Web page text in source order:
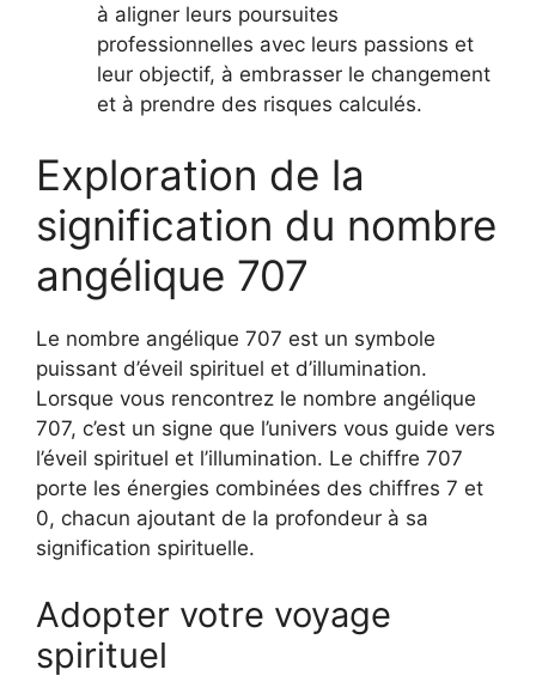
à aligner leurs poursuites
professionnelles avec leurs passions et
leur objectif, à embrasser le changement
et à prendre des risques calculés.
Exploration de la
signification du nombre
angélique 707
Le nombre angélique 707 est un symbole
puissant d’éveil spirituel et d’illumination.
Lorsque vous rencontrez le nombre angélique
707, c’est un signe que l’univers vous guide vers
l’éveil spirituel et l’illumination. Le chiffre 707
porte les énergies combinées des chiffres 7 et
0, chacun ajoutant de la profondeur à sa
signification spirituelle.
Adopter votre voyage
spirituel